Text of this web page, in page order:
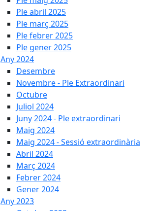
Ple abril 2025
Ple març 2025
Ple febrer 2025
Ple gener 2025
Any 2024
Desembre
Novembre - Ple Extraordinari
Octubre
Juliol 2024
Juny 2024 - Ple extraordinari
Maig 2024
Maig 2024 - Sessió extraordinària
Abril 2024
Març 2024
Febrer 2024
Gener 2024
Any 2023